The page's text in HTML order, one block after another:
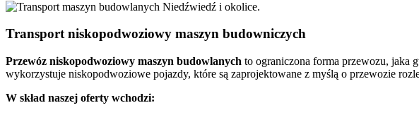
Transport niskopodwoziowy maszyn budowniczych
Przewóz niskopodwoziowy maszyn budowlanych to ograniczona forma przewozu, jaka
wykorzystuje niskopodwoziowe pojazdy, które są zaprojektowane z myślą o przewozie
W skład naszej oferty wchodzi: